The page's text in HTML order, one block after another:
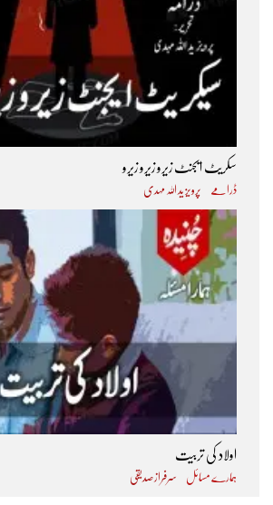
سکریٹ ایجنٹ زیرو زیرو زیرو
ڈرامے پرویز ید اللہ مہدی
اولاد کی تربیت
ہمارے مسائل سرفراز صدیقی